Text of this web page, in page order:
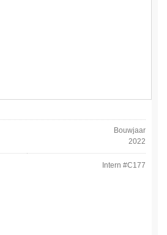
Bouwjaar
2022
Intern #C177